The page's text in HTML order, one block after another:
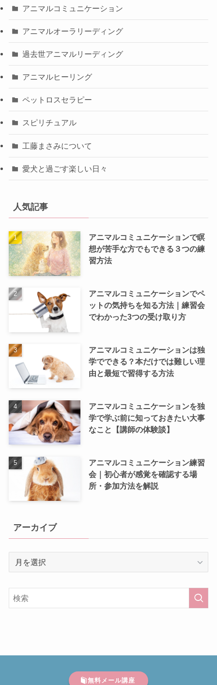
アニマルコミュニケーション
アニマルオーラリーディング
過去世アニマルリーディング
アニマルヒーリング
ペットロスセラピー
スピリチュアル
工藤まさみについて
愛犬と過ごす楽しい日々
人気記事
アニマルコミュニケーションで瞑
想が苦手な方でもできる３つの練
習方法
アニマルコミュニケーションでペ
ットの気持ちを知る方法｜練習会
でわかった3つの受け取り方
アニマルコミュニケーションは独
学でできる？本だけでは難しい理
由と最短で習得する方法
アニマルコミュニケーションを独
学で学ぶ前に知っておきたい大事
なこと【講師の体験談】
アニマルコミュニケーション練習
会｜初心者が感覚を確認する場
所・参加方法を解説
アーカイブ
イ
ブ
無料メール講座